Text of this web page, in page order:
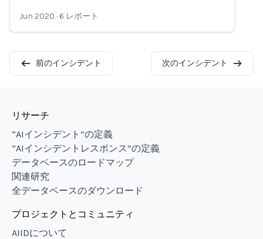
Jun 2020 · 6 レポート
前のインシデント 次のインシデント
リサーチ
“AIインシデント”の定義
“AIインシデントレスポンス”の定義
データベースのロードマップ
関連研究
全データベースのダウンロード
プロジェクトとコミュニティ
AIIDについて